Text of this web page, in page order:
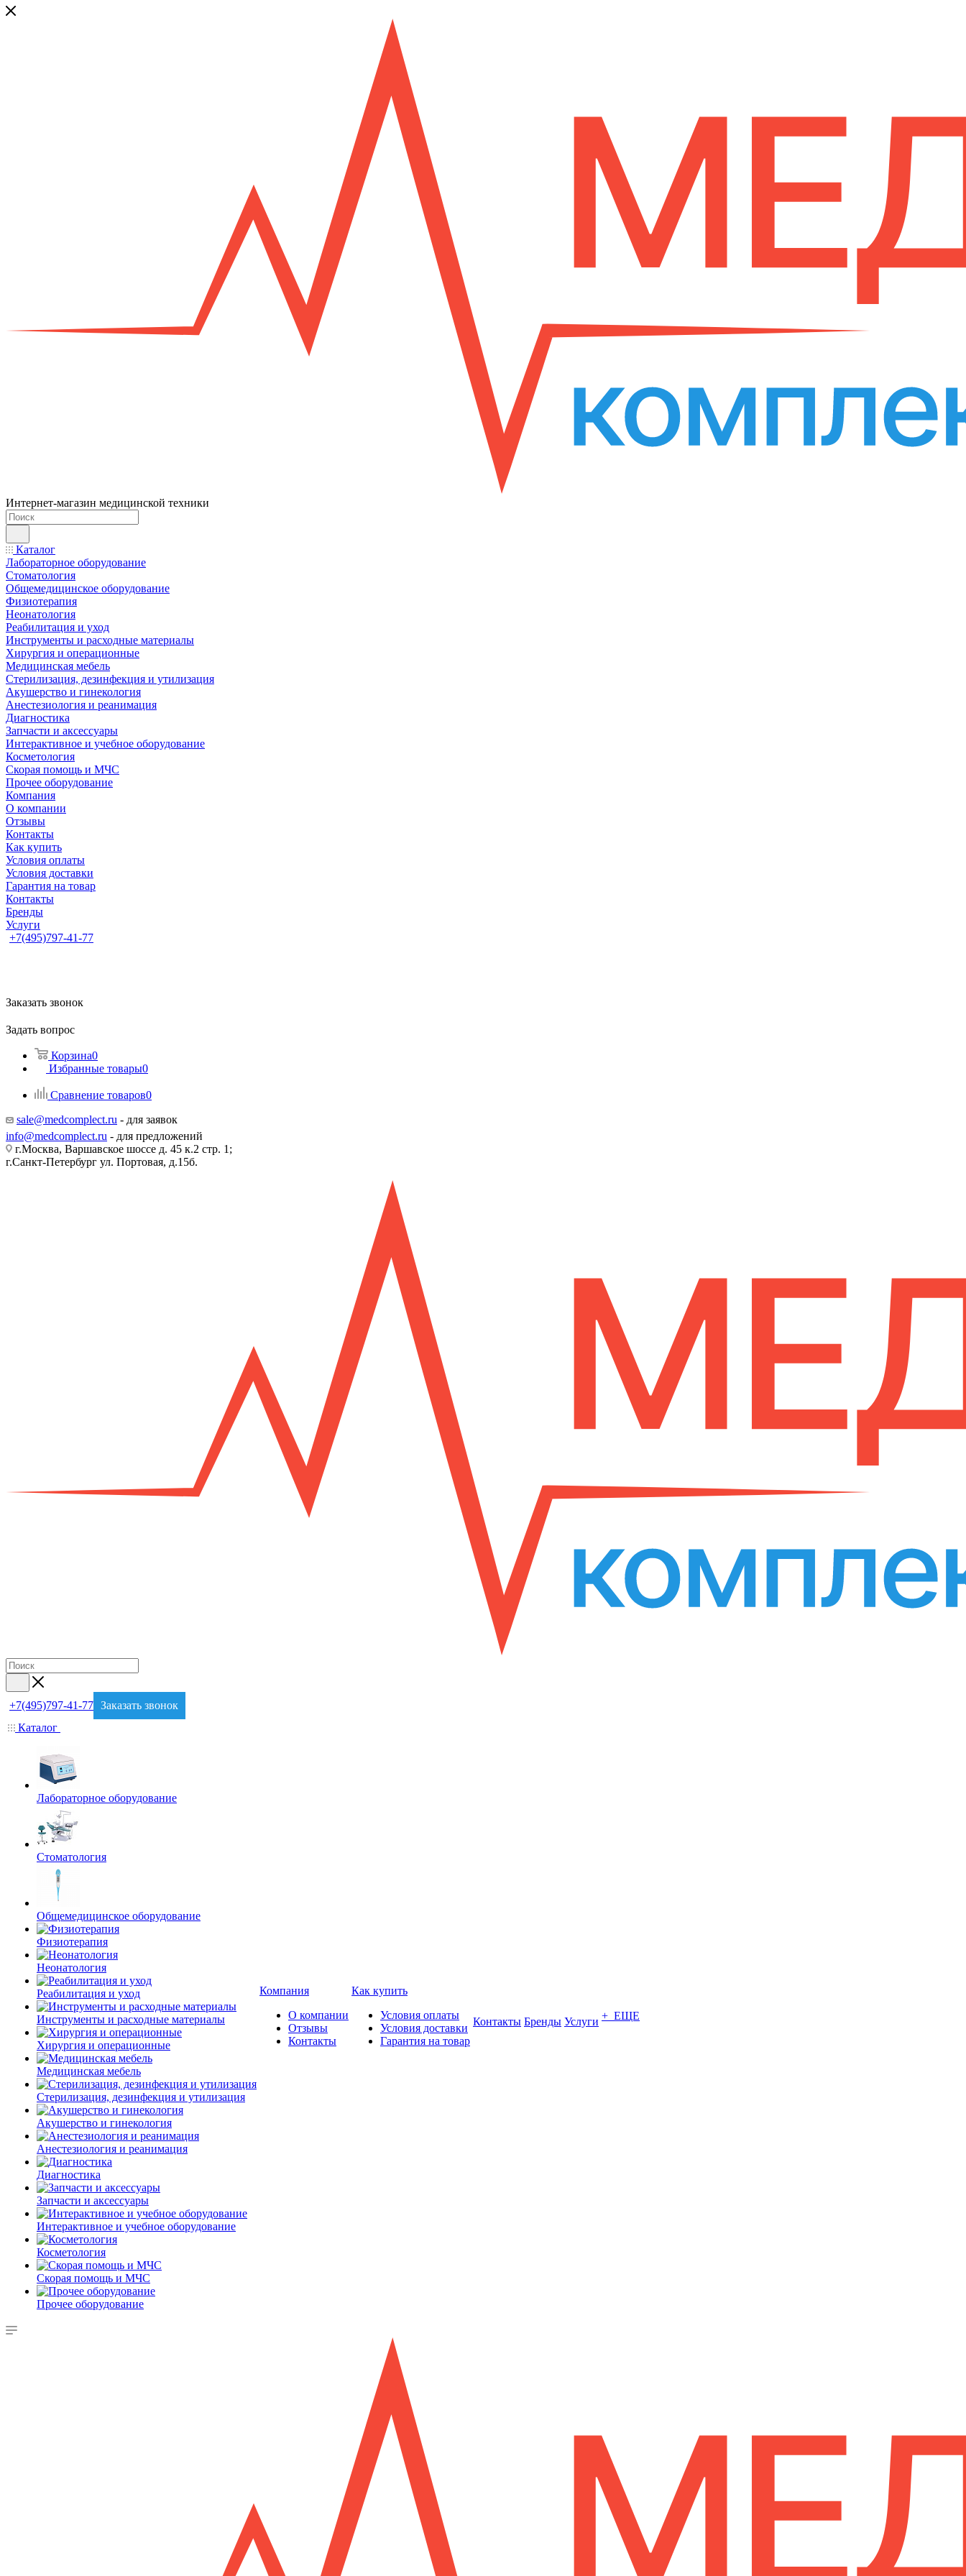
Интернет-магазин медицинской техники
Каталог
Лабораторное оборудование
Стоматология
Общемедицинское оборудование
Физиотерапия
Неонатология
Реабилитация и уход
Инструменты и расходные материалы
Хирургия и операционные
Медицинская мебель
Стерилизация, дезинфекция и утилизация
Акушерство и гинекология
Анестезиология и реанимация
Диагностика
Запчасти и аксессуары
Интерактивное и учебное оборудование
Косметология
Скорая помощь и МЧС
Прочее оборудование
Компания
О компании
Отзывы
Контакты
Как купить
Условия оплаты
Условия доставки
Гарантия на товар
Контакты
Бренды
Услуги
+7(495)797-41-77
Заказать звонок
Задать вопрос
Корзина0
Избранные товары0
Сравнение товаров0
sale@medcomplect.ru - для заявок
info@medcomplect.ru - для предложений
г.Москва, Варшавское шоссе д. 45 к.2 стр. 1;
г.Санкт-Петербург ул. Портовая, д.15б.
+7(495)797-41-77 Заказать звонок
Каталог
Лабораторное оборудование
Стоматология
Общемедицинское оборудование
Физиотерапия
Неонатология
Реабилитация и уход
Инструменты и расходные материалы
Хирургия и операционные
Медицинская мебель
Стерилизация, дезинфекция и утилизация
Акушерство и гинекология
Анестезиология и реанимация
Диагностика
Запчасти и аксессуары
Интерактивное и учебное оборудование
Косметология
Скорая помощь и МЧС
Прочее оборудование
Компания
О компании
Отзывы
Контакты
Как купить
Условия оплаты
Условия доставки
Гарантия на товар
Контакты Бренды Услуги + ЕЩЕ